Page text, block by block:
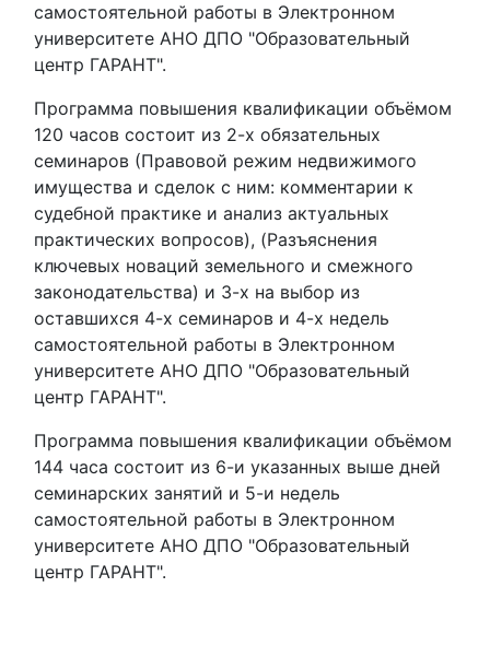
самостоятельной работы в Электронном
университете АНО ДПО "Образовательный
центр ГАРАНТ".
Программа повышения квалификации объёмом
120 часов состоит из 2-х обязательных
семинаров (Правовой режим недвижимого
имущества и сделок с ним: комментарии к
судебной практике и анализ актуальных
практических вопросов), (Разъяснения
ключевых новаций земельного и смежного
законодательства) и 3-х на выбор из
оставшихся 4-х семинаров и 4-х недель
самостоятельной работы в Электронном
университете АНО ДПО "Образовательный
центр ГАРАНТ".
Программа повышения квалификации объёмом
144 часа состоит из 6-и указанных выше дней
семинарских занятий и 5-и недель
самостоятельной работы в Электронном
университете АНО ДПО "Образовательный
центр ГАРАНТ".